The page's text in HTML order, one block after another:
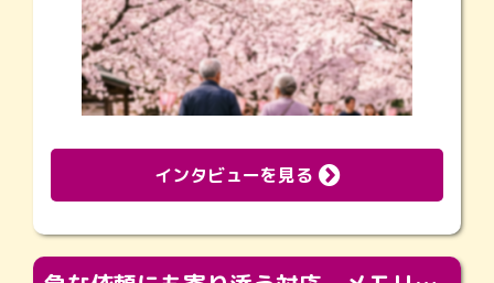
インタビューを見る